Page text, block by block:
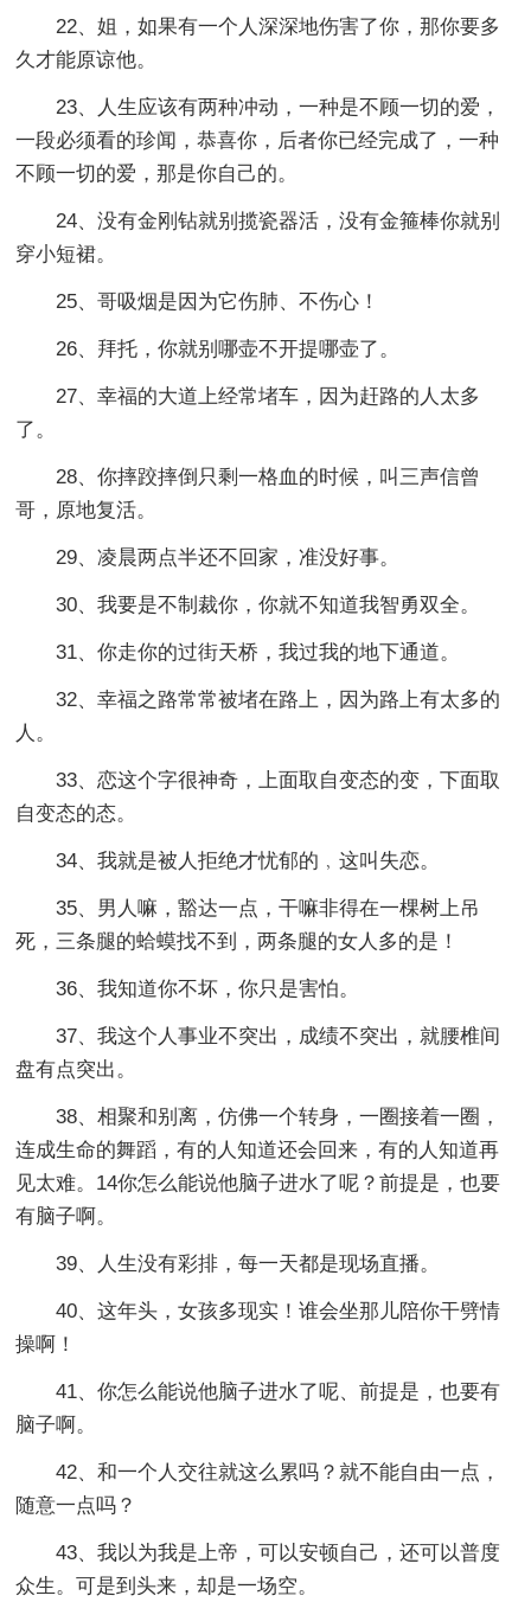
22、姐，如果有一个人深深地伤害了你，那你要多
久才能原谅他。
23、人生应该有两种冲动，一种是不顾一切的爱，
一段必须看的珍闻，恭喜你，后者你已经完成了，一种
不顾一切的爱，那是你自己的。
24、没有金刚钻就别揽瓷器活，没有金箍棒你就别
穿小短裙。
25、哥吸烟是因为它伤肺、不伤心！
26、拜托，你就别哪壶不开提哪壶了。
27、幸福的大道上经常堵车，因为赶路的人太多
了。
28、你摔跤摔倒只剩一格血的时候，叫三声信曾
哥，原地复活。
29、凌晨两点半还不回家，准没好事。
30、我要是不制裁你，你就不知道我智勇双全。
31、你走你的过街天桥，我过我的地下通道。
32、幸福之路常常被堵在路上，因为路上有太多的
人。
33、恋这个字很神奇，上面取自变态的变，下面取
自变态的态。
34、我就是被人拒绝才忧郁的﹐这叫失恋。
35、男人嘛，豁达一点，干嘛非得在一棵树上吊
死，三条腿的蛤蟆找不到，两条腿的女人多的是！
36、我知道你不坏，你只是害怕。
37、我这个人事业不突出，成绩不突出，就腰椎间
盘有点突出。
38、相聚和别离，仿佛一个转身，一圈接着一圈，
连成生命的舞蹈，有的人知道还会回来，有的人知道再
见太难。14你怎么能说他脑子进水了呢？前提是，也要
有脑子啊。
39、人生没有彩排，每一天都是现场直播。
40、这年头，女孩多现实！谁会坐那儿陪你干劈情
操啊！
41、你怎么能说他脑子进水了呢、前提是，也要有
脑子啊。
42、和一个人交往就这么累吗？就不能自由一点，
随意一点吗？
43、我以为我是上帝，可以安顿自己，还可以普度
众生。可是到头来，却是一场空。